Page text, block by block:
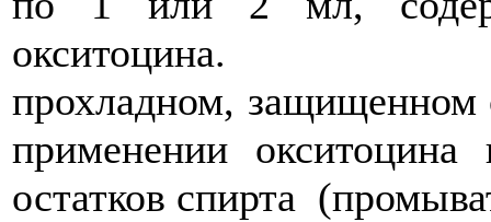
окситоцина.
прохладном,
применении
остатков спирта